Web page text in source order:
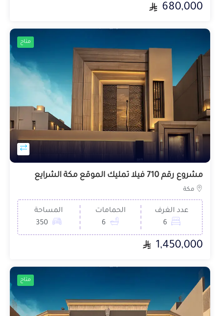
680,000
متاح
مشروع رقم 710 فيلا تمليك الموقع مكة الشرايع
مكة
عدد الغرف
6
الحمامات
6
المساحة
350
1,450,000
متاح